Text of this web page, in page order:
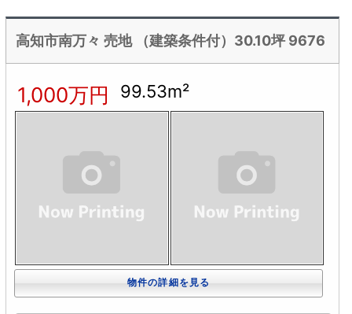
高知市南万々 売地 （建築条件付）30.10坪 9676
1,000万円 99.53m²
物件の詳細を見る